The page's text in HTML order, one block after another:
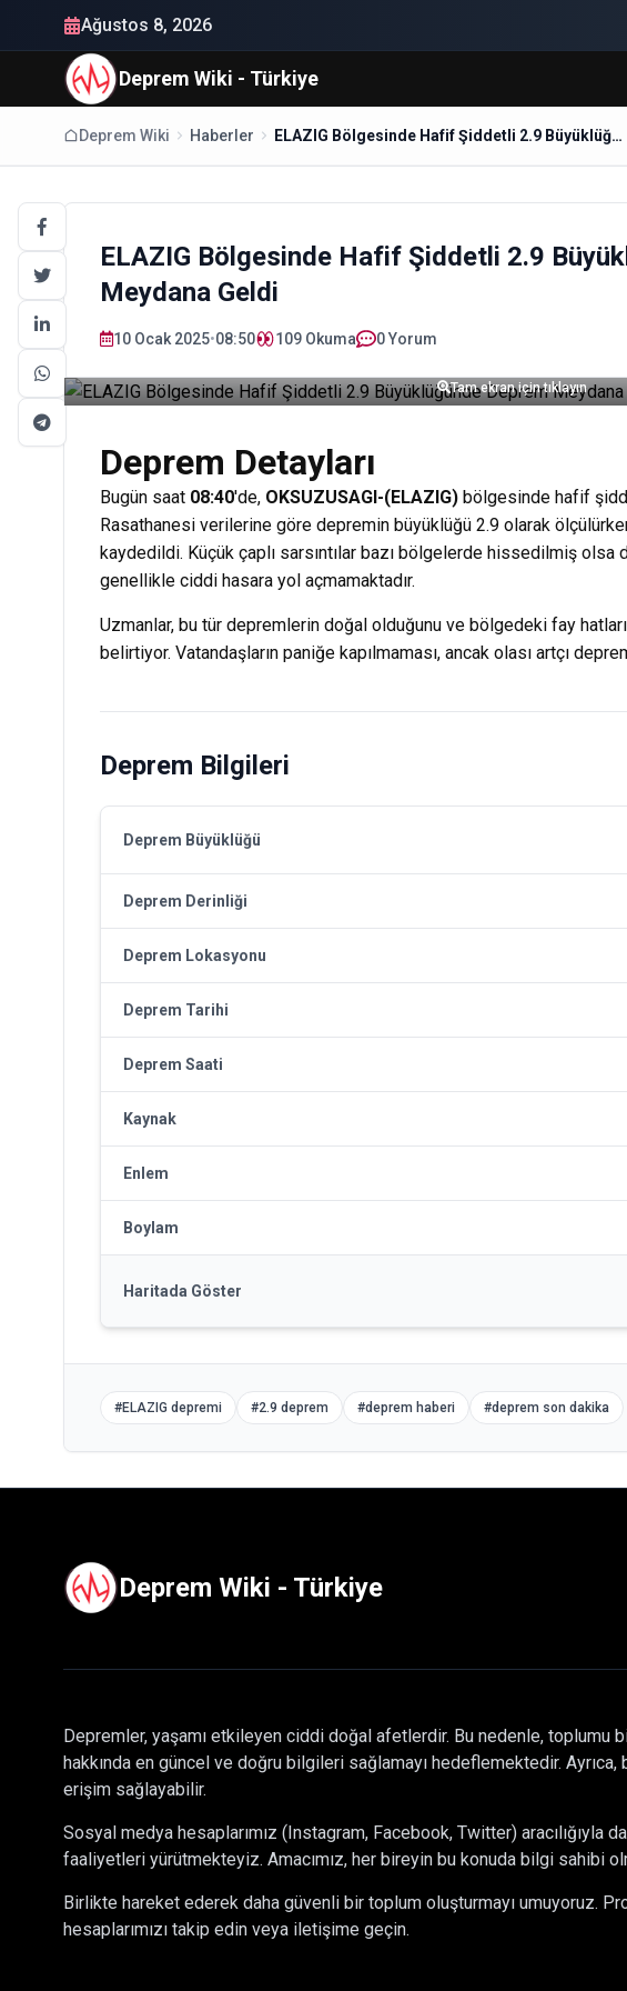
Ağustos 8, 2026
Deprem Wiki - Türkiye
Deprem Wiki Haberler ELAZIG Bölgesinde Hafif Şiddetli 2.9 Büyüklüğünde Deprem Meydana Geldi
ELAZIG Bölgesinde Hafif Şiddetli 2.9
Meydana Geldi
10 Ocak 2025•08:50 109 Okuma 0 Yorum
Tam ekran için tıklayın
Deprem Detayları
Bugün saat 08:40'de, OKSUZUSAGI-(ELAZIG) bölgesinde hafif
Rasathanesi verilerine göre depremin büyüklüğü 2.9 olarak
kaydedildi. Küçük çaplı sarsıntılar bazı bölgelerde hissedilmiş olsa
genellikle ciddi hasara yol açmamaktadır.
Uzmanlar, bu tür depremlerin doğal olduğunu ve bölgedeki fay
belirtiyor. Vatandaşların paniğe kapılmaması, ancak olası artçı
Deprem Bilgileri
Deprem Büyüklüğü
Deprem Derinliği
Deprem Lokasyonu
Deprem Tarihi
Deprem Saati
Kaynak
Enlem
Boylam
Haritada Göster
#ELAZIG depremi #2.9 deprem #deprem haberi #deprem son dakika
Deprem Wiki - Türkiye
Depremler, yaşamı etkileyen ciddi doğal afetlerdir. Bu nedenle, toplumu
hakkında en güncel ve doğru bilgileri sağlamayı hedeflemektedir.
erişim sağlayabilir.
Sosyal medya hesaplarımız (Instagram, Facebook, Twitter)
faaliyetleri yürütmekteyiz. Amacımız, her bireyin bu konuda bilgi sahibi
Birlikte hareket ederek daha güvenli bir toplum oluşturmayı umuyoruz.
hesaplarımızı takip edin veya iletişime geçin.